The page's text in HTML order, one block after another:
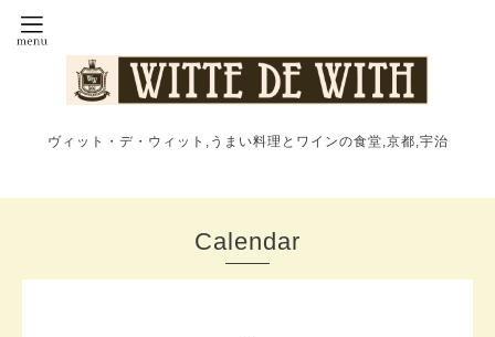
ヴィット・デ・ウィット,うまい料理とワインの食堂,京都,宇治
Calendar